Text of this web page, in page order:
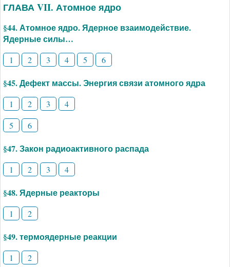
ГЛАВА VII. Атомное ядро
§44. Атомное ядро. Ядерное взаимодействие.
Ядерные силы…
1 2 3 4 5 6
§45. Дефект массы. Энергия связи атомного ядра
1 2 3
4
5
6
§47. Закон радиоактивного распада
1 2 3 4
§48. Ядерные реакторы
1 2
§49. термоядерные реакции
1 2